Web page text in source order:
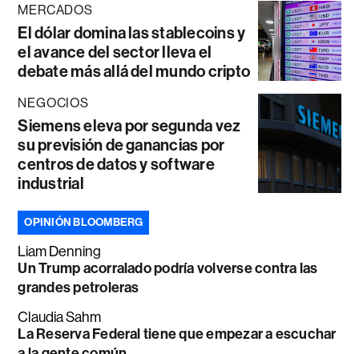
MERCADOS
El dólar domina las stablecoins y
el avance del sector lleva el
debate más allá del mundo cripto
NEGOCIOS
Siemens eleva por segunda vez
su previsión de ganancias por
centros de datos y software
industrial
OPINIÓN BLOOMBERG
Liam Denning
Un Trump acorralado podría volverse contra las
grandes petroleras
Claudia Sahm
La Reserva Federal tiene que empezar a escuchar